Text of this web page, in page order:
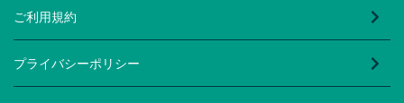
ご利用規約
プライバシーポリシー